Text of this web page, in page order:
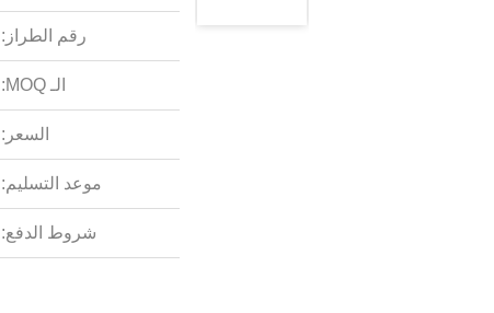
رقم الطراز:
الـ MOQ:
السعر:
موعد التسليم:
شروط الدفع: